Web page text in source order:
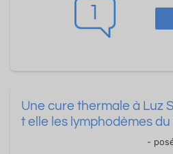
1
Une cure thermale à Luz
t elle les lymphodèmes du
-